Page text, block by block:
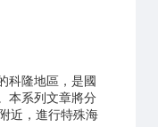
科隆地區，是國
本系列文章將分
近，進行特殊海